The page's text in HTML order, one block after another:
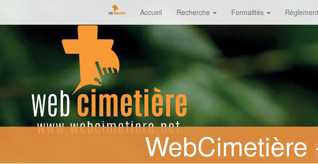
Accueil Recherche Formalités